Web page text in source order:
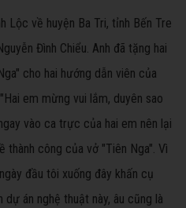
Lộc về huyện Ba Tri, tỉnh Bến Tre
Đình Chiểu. Anh đã tặng hai
cho hai hướng dẫn viên của
em mừng vui lắm, duyên sao
vào ca trực của hai em nên lại
thành công của vở "Tiên Nga". Vì
đầu tôi xuống đây khấn cụ
dự án nghệ thuật này, âu cũng là